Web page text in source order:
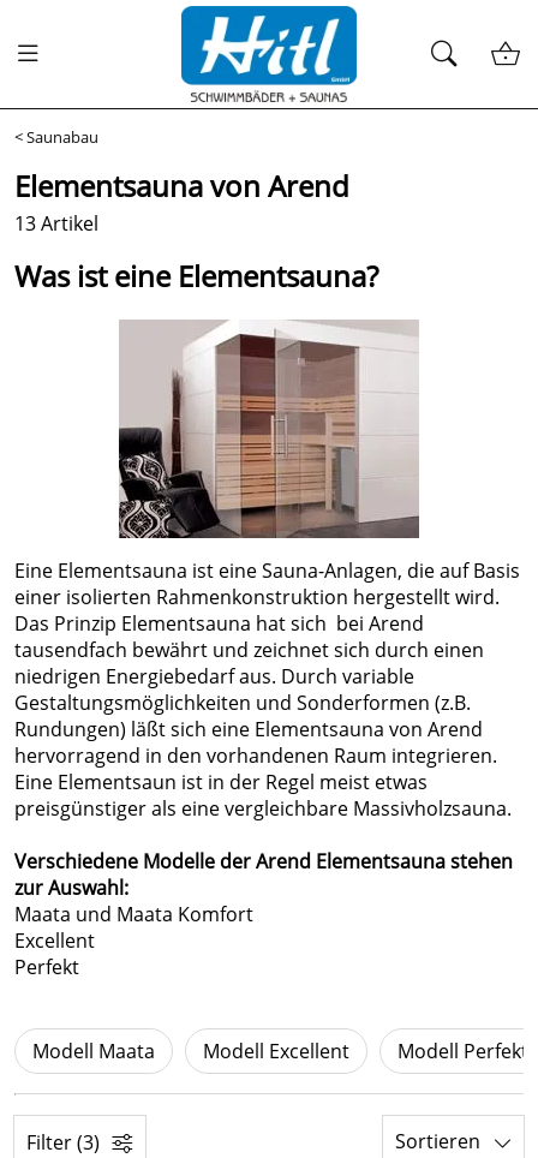
<Saunabau
Elementsauna von Arend
13 Artikel
Was ist eine Elementsauna?
Eine Elementsauna ist eine Sauna-Anlagen, die auf Basis
einer isolierten Rahmenkonstruktion hergestellt wird.
Das Prinzip Elementsauna hat sich bei Arend
tausendfach bewährt und zeichnet sich durch einen
niedrigen Energiebedarf aus. Durch variable
Gestaltungsmöglichkeiten und Sonderformen (z.B.
Rundungen) läßt sich eine Elementsauna von Arend
hervorragend in den vorhandenen Raum integrieren.
Eine Elementsaun ist in der Regel meist etwas
preisgünstiger als eine vergleichbare Massivholzsauna.
Verschiedene Modelle der Arend Elementsauna stehen
zur Auswahl:
Maata und Maata Komfort
Excellent
Perfekt
Modell Maata Modell Excellent Modell Perfekt
Filter (3) Sortieren